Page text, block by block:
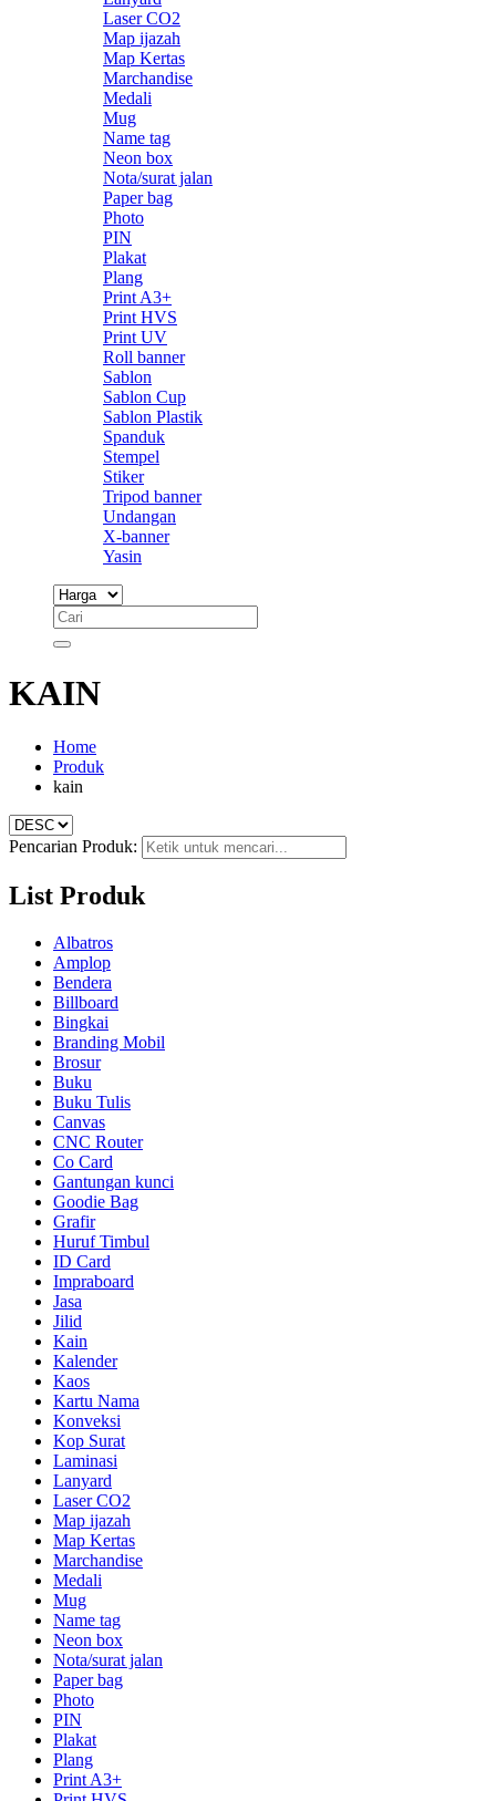
Laser CO2
Map ijazah
Map Kertas
Marchandise
Medali
Mug
Name tag
Neon box
Nota/surat jalan
Paper bag
Photo
PIN
Plakat
Plang
Print A3+
Print HVS
Print UV
Roll banner
Sablon
Sablon Cup
Sablon Plastik
Spanduk
Stempel
Stiker
Tripod banner
Undangan
X-banner
Yasin
KAIN
Home
Produk
kain
Pencarian Produk:
List Produk
Albatros
Amplop
Bendera
Billboard
Bingkai
Branding Mobil
Brosur
Buku
Buku Tulis
Canvas
CNC Router
Co Card
Gantungan kunci
Goodie Bag
Grafir
Huruf Timbul
ID Card
Impraboard
Jasa
Jilid
Kain
Kalender
Kaos
Kartu Nama
Konveksi
Kop Surat
Laminasi
Lanyard
Laser CO2
Map ijazah
Map Kertas
Marchandise
Medali
Mug
Name tag
Neon box
Nota/surat jalan
Paper bag
Photo
PIN
Plakat
Plang
Print A3+